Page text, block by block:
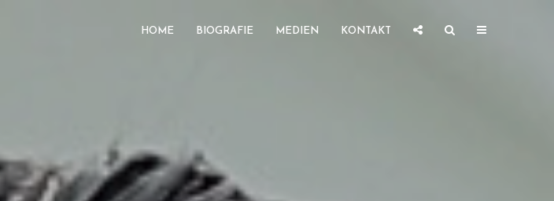
HOME BIOGRAFIE MEDIEN KONTAKT